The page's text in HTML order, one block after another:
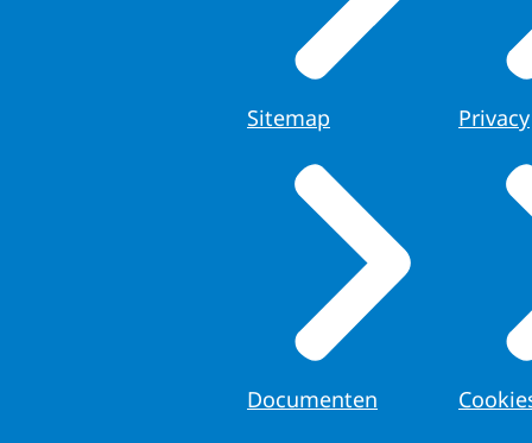
Sitemap
Documenten
Privacy